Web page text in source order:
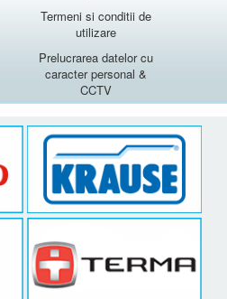
Termeni si conditii de
utilizare
Prelucrarea datelor cu
caracter personal &
CCTV